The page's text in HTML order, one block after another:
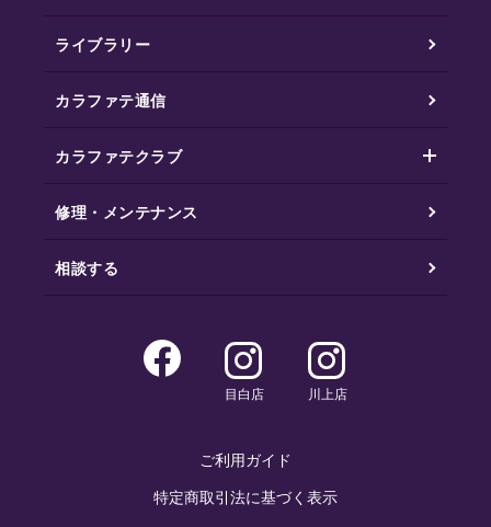
ライブラリー
カラファテ通信
カラファテクラブ
修理・メンテナンス
相談する
目白店 川上店
ご利用ガイド
特定商取引法に基づく表示